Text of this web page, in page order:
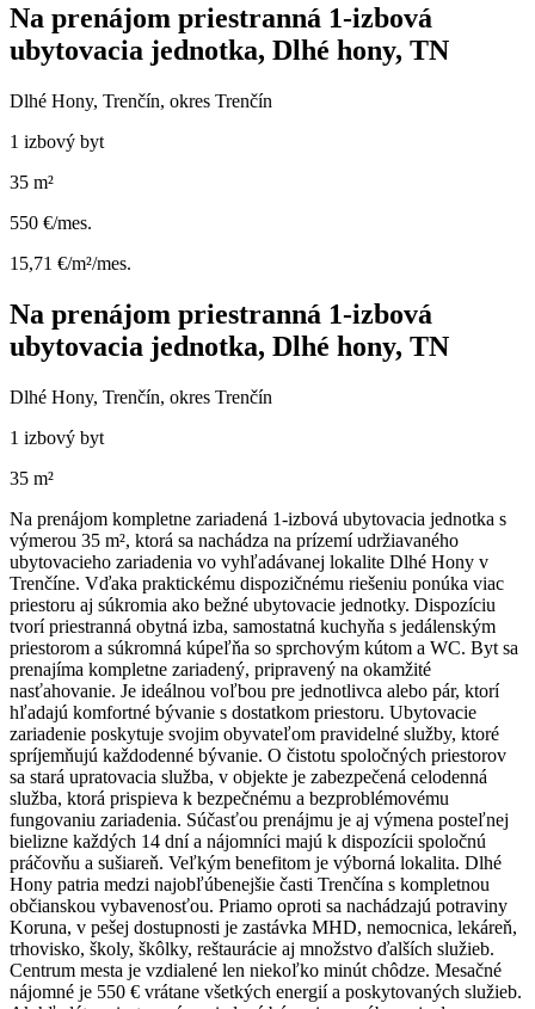
Na prenájom priestranná 1-izbová
ubytovacia jednotka, Dlhé hony, TN
Dlhé Hony, Trenčín, okres Trenčín
1 izbový byt
35 m²
550 €/mes.
15,71 €/m²/mes.
Na prenájom priestranná 1-izbová
ubytovacia jednotka, Dlhé hony, TN
Dlhé Hony, Trenčín, okres Trenčín
1 izbový byt
35 m²
Na prenájom kompletne zariadená 1-izbová ubytovacia jednotka s
výmerou 35 m², ktorá sa nachádza na prízemí udržiavaného
ubytovacieho zariadenia vo vyhľadávanej lokalite Dlhé Hony v
Trenčíne. Vďaka praktickému dispozičnému riešeniu ponúka viac
priestoru aj súkromia ako bežné ubytovacie jednotky. Dispozíciu
tvorí priestranná obytná izba, samostatná kuchyňa s jedálenským
priestorom a súkromná kúpeľňa so sprchovým kútom a WC. Byt sa
prenajíma kompletne zariadený, pripravený na okamžité
nasťahovanie. Je ideálnou voľbou pre jednotlivca alebo pár, ktorí
hľadajú komfortné bývanie s dostatkom priestoru. Ubytovacie
zariadenie poskytuje svojim obyvateľom pravidelné služby, ktoré
spríjemňujú každodenné bývanie. O čistotu spoločných priestorov
sa stará upratovacia služba, v objekte je zabezpečená celodenná
služba, ktorá prispieva k bezpečnému a bezproblémovému
fungovaniu zariadenia. Súčasťou prenájmu je aj výmena posteľnej
bielizne každých 14 dní a nájomníci majú k dispozícii spoločnú
práčovňu a sušiareň. Veľkým benefitom je výborná lokalita. Dlhé
Hony patria medzi najobľúbenejšie časti Trenčína s kompletnou
občianskou vybavenosťou. Priamo oproti sa nachádzajú potraviny
Koruna, v pešej dostupnosti je zastávka MHD, nemocnica, lekáreň,
trhovisko, školy, škôlky, reštaurácie aj množstvo ďalších služieb.
Centrum mesta je vzdialené len niekoľko minút chôdze. Mesačné
nájomné je 550 € vrátane všetkých energií a poskytovaných služieb.